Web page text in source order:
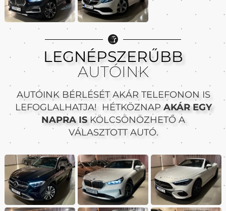
LEGNÉPSZERŰBB
AUTÓINK
AUTÓINK BÉRLÉSÉT AKÁR TELEFONON IS
LEFOGLALHATJA! HÉTKÖZNAP AKÁR EGY
NAPRA ISKÖLCSÖNÖZHETŐ A
VÁLASZTOTT AUTÓ.